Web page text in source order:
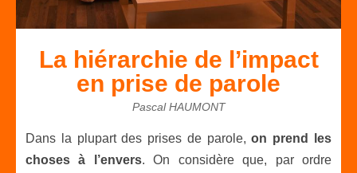
La hiérarchie de l’impact
en prise de parole
Pascal HAUMONT
Dans la plupart des prises de parole,on prend les
choses à l’envers. On considère que, par ordre